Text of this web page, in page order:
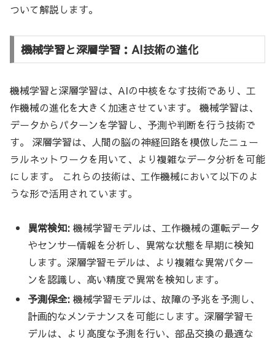
ついて解説します。
機械学習と深層学習：AI技術の進化
機械学習と深層学習は、AIの中核をなす技術であり、工
作機械の進化を大きく加速させています。 機械学習は、
データからパターンを学習し、予測や判断を行う技術で
す。 深層学習は、人間の脳の神経回路を模倣したニュー
ラルネットワークを用いて、より複雑なデータ分析を可能
にします。 これらの技術は、工作機械において以下のよ
うな形で活用されています。
異常検知: 機械学習モデルは、工作機械の運転データ
やセンサー情報を分析し、異常な状態を早期に検知
します。深層学習モデルは、より複雑な異常パター
ンを認識し、高い精度で異常を検知します。
予測保全: 機械学習モデルは、故障の予兆を予測し、
計画的なメンテナンスを可能にします。深層学習モ
デルは、より高度な予測を行い、部品交換の最適な